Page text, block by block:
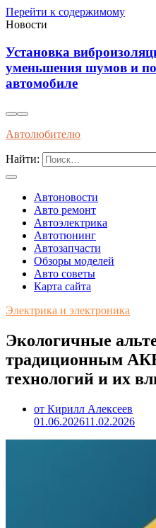
Перейти к содержимому
Новости
Влияние
долговечность
Автолюбителю
Найти:
Автоновости
Авто ремонт
Автоэлектрика
Автотюнинг
Автозапчасти
Обзоры моделей
Авто советы
Карта сайта
Электрика и электроника
Экологичные
традиционным
технологий и их
от Кирилл Алексеев
01.06.202611.02.2026